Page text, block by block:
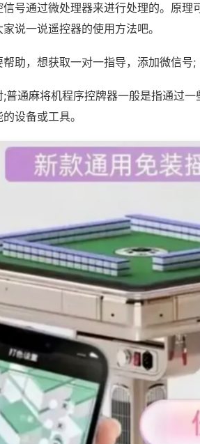
号通过微处理器来进行处理的。原理
说一说遥控器的使用方法吧。
助，想获取一对一指导，添加微信号;
普通麻将机程序控牌器一般是指通过
设备或工具。